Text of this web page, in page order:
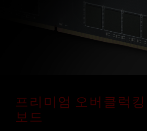
프리미엄 오버클럭킹
보드